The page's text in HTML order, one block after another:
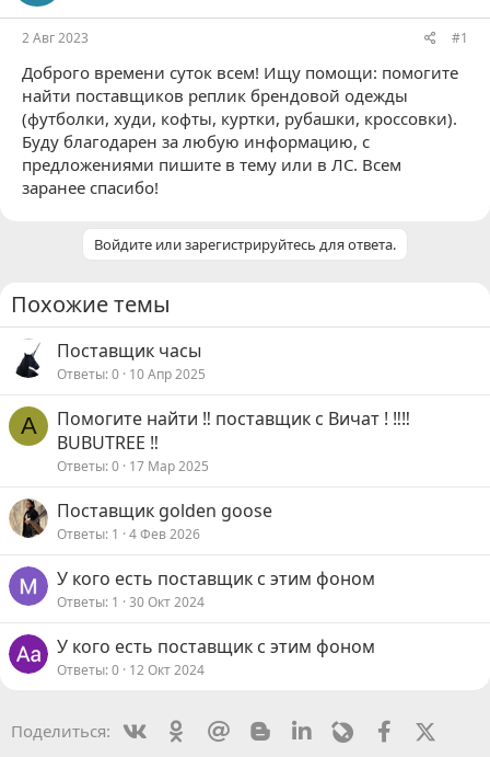
2 Авг 2023 #1
Доброго времени суток всем! Ищу помощи: помогите
найти поставщиков реплик брендовой одежды
(футболки, худи, кофты, куртки, рубашки, кроссовки).
Буду благодарен за любую информацию, с
предложениями пишите в тему или в ЛС. Всем
заранее спасибо!
Войдите или зарегистрируйтесь для ответа.
Похожие темы
Поставщик часы
Ответы 0 10 Апр 2025
А
Помогите найти ‼️ поставщик с Вичат ! ‼️‼️
BUBUTREE ‼️
Ответы 0 17 Мар 2025
Поставщик golden goose
Ответы 1 4 Фев 2026
У кого есть поставщик с этим фоном
Ответы 1 30 Окт 2024
У кого есть поставщик с этим фоном
Ответы 0 12 Окт 2024
Поделиться: VkontakteOdnoklassniki
Mail.ru BloggerLinkedinLivejournalFacebook